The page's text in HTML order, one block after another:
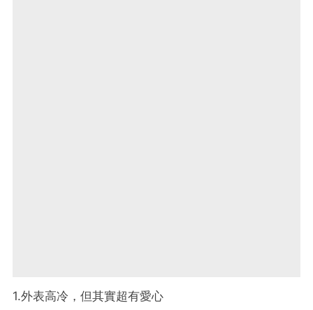
1.外表高冷，但其實超有愛心